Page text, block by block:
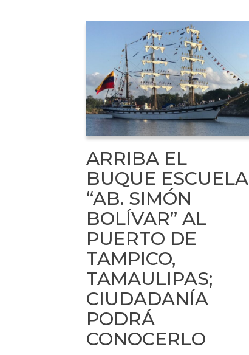
ARRIBA EL
BUQUE ESCUELA
“AB. SIMÓN
BOLÍVAR” AL
PUERTO DE
TAMPICO,
TAMAULIPAS;
CIUDADANÍA
PODRÁ
CONOCERLO